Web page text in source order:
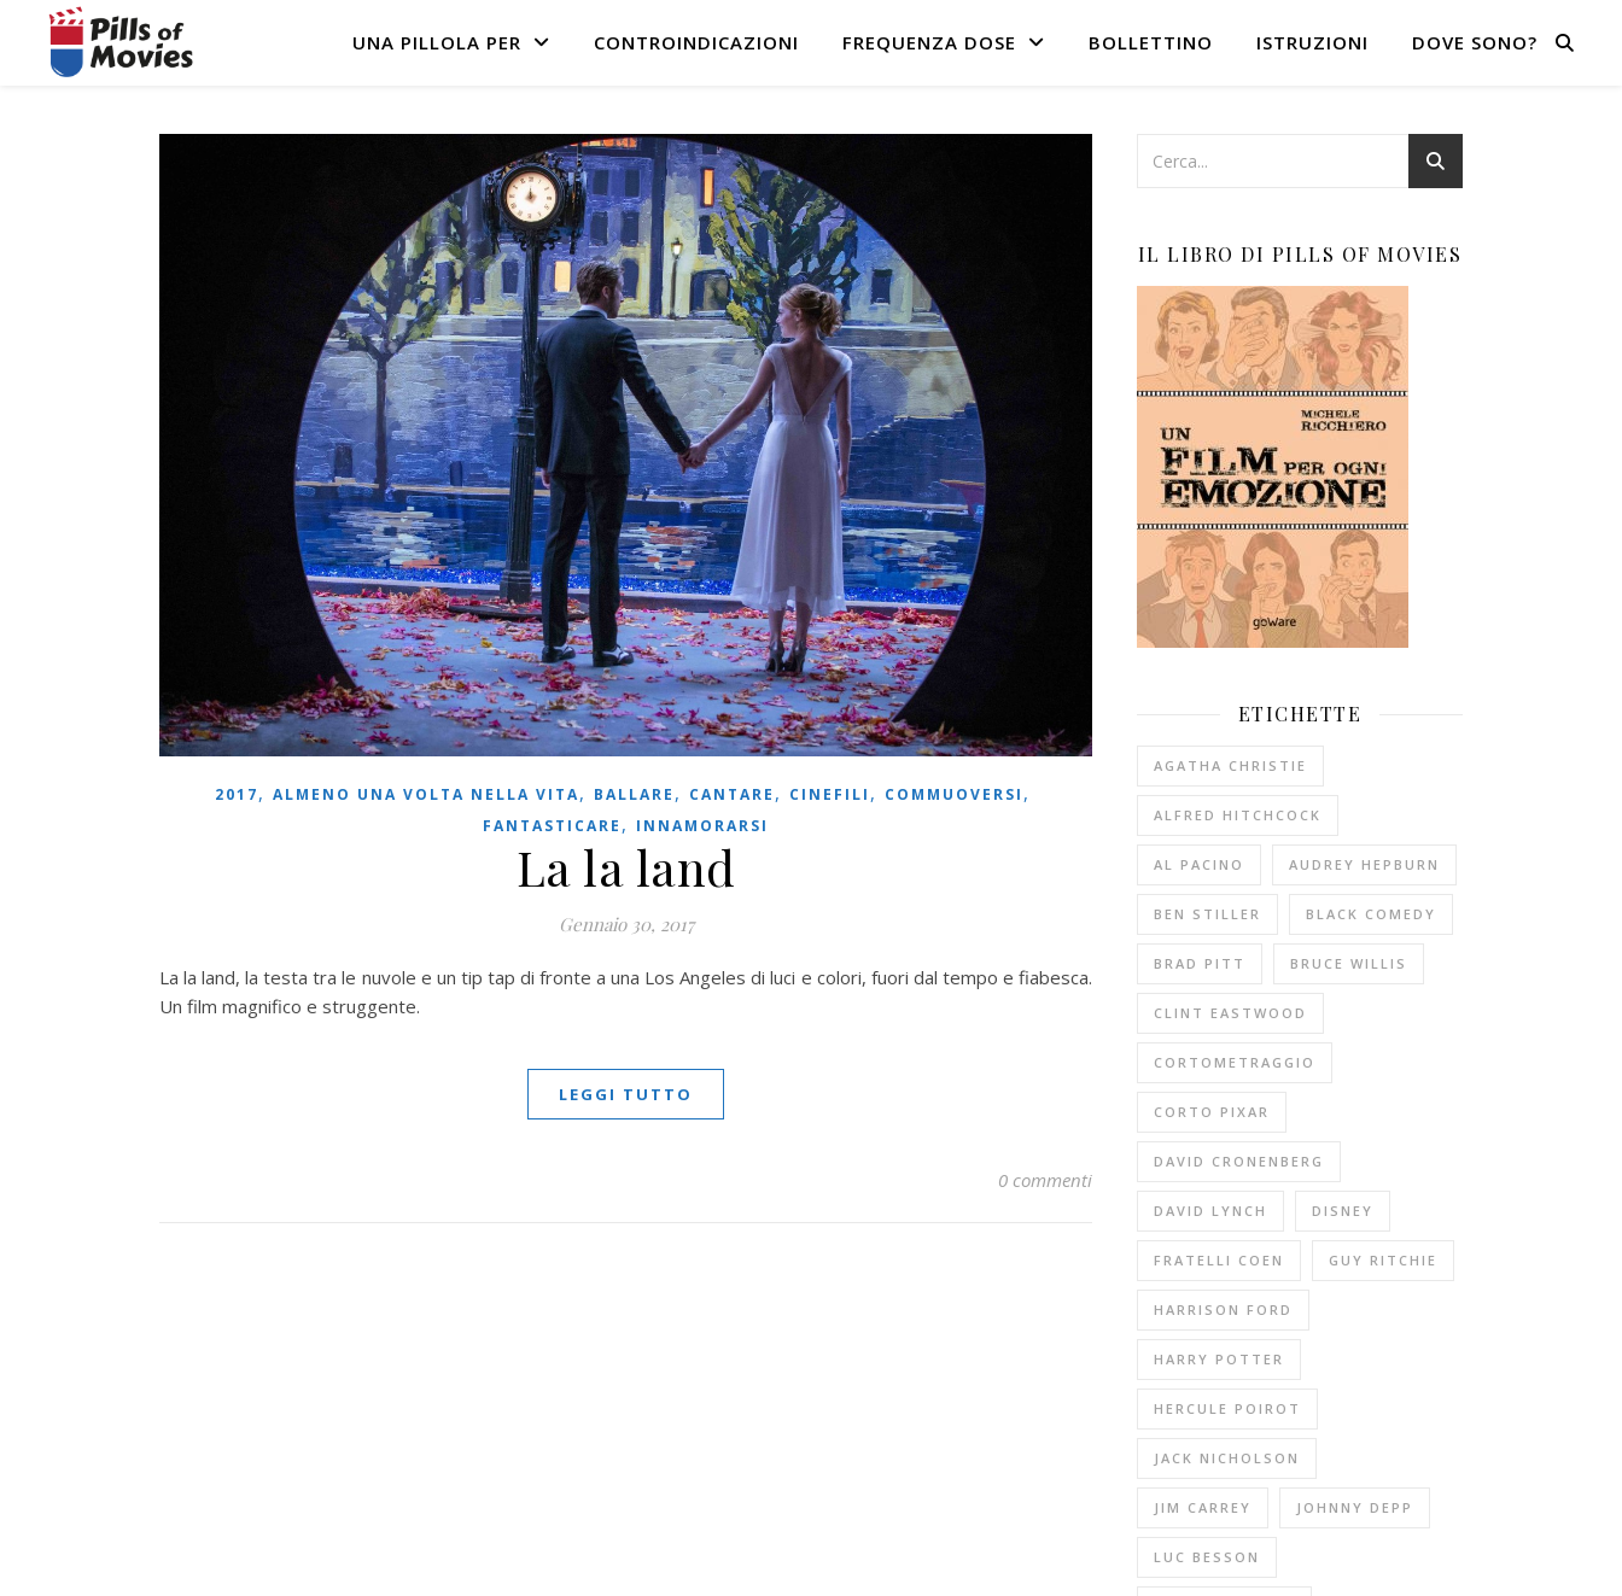
UNA PILLOLA PER CONTROINDICAZIONI FREQUENZA DOSE BOLLETTINO ISTRUZIONI DOVE SONO?
2017, ALMENO UNA VOLTA NELLA VITA, BALLARE , CANTARE , CINEFILI , COMMUOVERSI ,
FANTASTICARE , INNAMORARSI
La la land
Gennaio 30, 2017
La la land, la testa tra le nuvole e un tip tap di fronte a una Los Angeles di luci e colori, fuori dal tempo e fiabesca.
Un film magnifico e struggente.
LEGGI TUTTO
0 commenti
IL LIBRO DI PILLS OF MOVIES
ETICHETTE
AGATHA CHRISTIE
ALFRED HITCHCOCK
AL PACINO AUDREY HEPBURN
BEN STILLER BLACK COMEDY
BRAD PITT BRUCE WILLIS
CLINT EASTWOOD
CORTOMETRAGGIO
CORTO PIXAR
DAVID CRONENBERG
DAVID LYNCH DISNEY
FRATELLI COEN GUY RITCHIE
HARRISON FORD
HARRY POTTER
HERCULE POIROT
JACK NICHOLSON
JIM CARREY JOHNNY DEPP
LUC BESSON